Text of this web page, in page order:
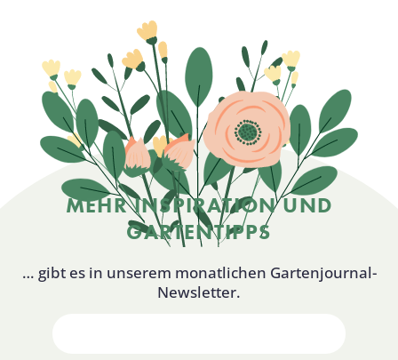
MEHR INSPIRATION UND
GARTENTIPPS
… gibt es in unserem monatlichen Gartenjournal-
Newsletter.